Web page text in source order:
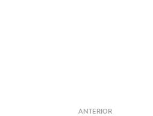
ANTERIOR